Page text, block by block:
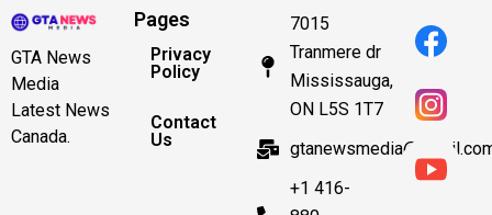
GTA News
Media
Latest News
Canada.
Pages
Privacy
Policy
Contact
Us
7015
Tranmere dr
Mississauga,
ON L5S 1T7
+1 416-